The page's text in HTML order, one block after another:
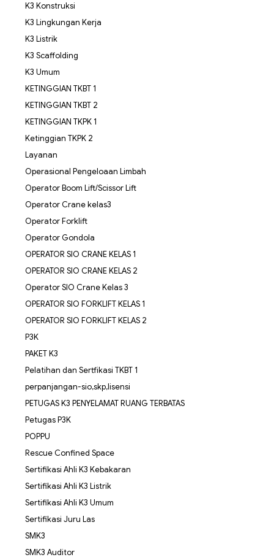
K3 Konstruksi
K3 Lingkungan Kerja
K3 Listrik
K3 Scaffolding
K3 Umum
KETINGGIAN TKBT 1
KETINGGIAN TKBT 2
KETINGGIAN TKPK 1
Ketinggian TKPK 2
Layanan
Operasional Pengeloaan Limbah
Operator Boom Lift/Scissor Lift
Operator Crane kelas3
Operator Forklift
Operator Gondola
OPERATOR SIO CRANE KELAS 1
OPERATOR SIO CRANE KELAS 2
Operator SIO Crane Kelas 3
OPERATOR SIO FORKLIFT KELAS 1
OPERATOR SIO FORKLIFT KELAS 2
P3K
PAKET K3
Pelatihan dan Sertfikasi TKBT 1
perpanjangan-sio,skp,lisensi
PETUGAS K3 PENYELAMAT RUANG TERBATAS
Petugas P3K
POPPU
Rescue Confined Space
Sertifikasi Ahli K3 Kebakaran
Sertifikasi Ahli K3 Listrik
Sertifikasi Ahli K3 Umum
Sertifikasi Juru Las
SMK3
SMK3 Auditor